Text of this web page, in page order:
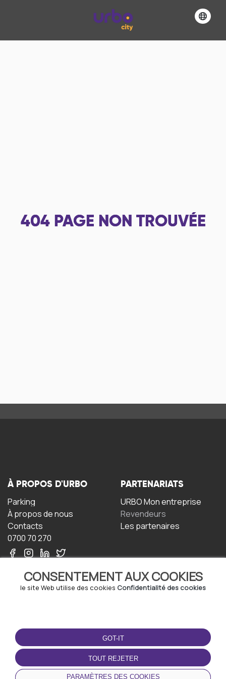
404 PAGE NON TROUVÉE
CONSENTEMENT AUX COOKIES
le site Web utilise des cookies Confidentialité des cookies
GOT-IT
TOUT REJETER
PARAMÈTRES DES COOKIES
À PROPOS D'URBO
Parking
À propos de nous
Contacts
0700 70 270
PARTENARIATS
URBO Mon entreprise
Revendeurs
Les partenaires
TERMS-OF-USE
Termes et conditions
Politique de confidentialité
Politique relative aux
cookies
TÉLÉCHARGEZ
L'APPLICATION